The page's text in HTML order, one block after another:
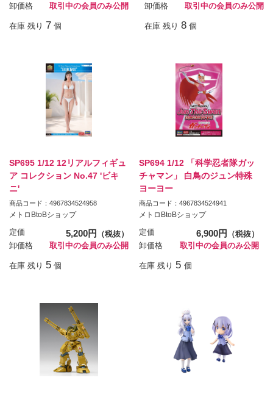
卸価格
取引中の会員のみ公開
在庫 残り 7 個
卸価格
取引中の会員のみ公開
在庫 残り 8 個
SP695 1/12 12リアルフィギュ
ア コレクション No.47 'ビキ
ニ'
商品コード：4967834524958
メトロBtoBショップ
定価 5,200円
（税抜）
卸価格
取引中の会員のみ公開
在庫 残り 5 個
SP694 1/12 「科学忍者隊ガッ
チャマン」 白鳥のジュン特殊
ヨーヨー
商品コード：4967834524941
メトロBtoBショップ
定価 6,900円
（税抜）
卸価格
取引中の会員のみ公開
在庫 残り 5 個